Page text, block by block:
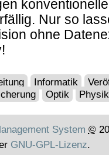
Nur so
ohne
Informatik
Optik Physik
System ©
GNU-GPL-Lizenz.